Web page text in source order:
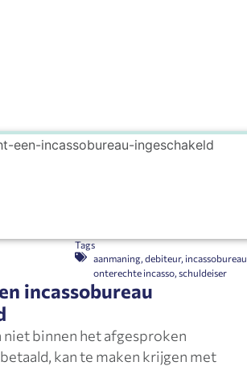
Tags
aanmaning ,debiteur, incassobureau
onterechte incasso ,schuldeiser
incassobureau
niet binnen het afgesproken
kan te maken krijgen met